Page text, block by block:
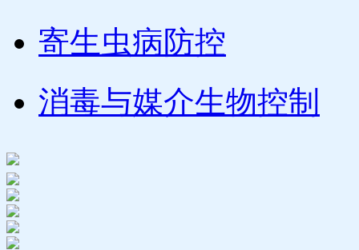
寄生虫病防控
消毒与媒介生物控制